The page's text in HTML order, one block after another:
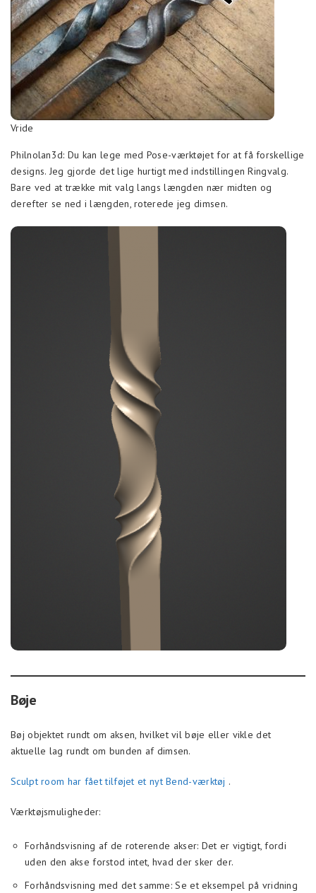
Vride
Philnolan3d: Du kan lege med Pose-værktøjet for at få forskellige
designs. Jeg gjorde det lige hurtigt med indstillingen Ringvalg.
Bare ved at trække mit valg langs længden nær midten og
derefter se ned i længden, roterede jeg dimsen.
Bøje
Bøj objektet rundt om aksen, hvilket vil bøje eller vikle det
aktuelle lag rundt om bunden af dimsen.
Sculpt room har fået tilføjet et nyt Bend-værktøj .
Værktøjsmuligheder:
Forhåndsvisning af de roterende akser: Det er vigtigt, fordi
uden den akse forstod intet, hvad der sker der.
Forhåndsvisning med det samme: Se et eksempel på vridning